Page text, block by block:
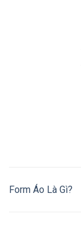
Form Áo Là Gì?